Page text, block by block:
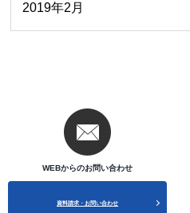
2019年2月
WEBからのお問い合わせ
資料請求・お問い合わせ